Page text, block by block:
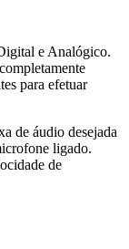
e Analógico.
para efetuar
de áudio desejada
ligado.
de